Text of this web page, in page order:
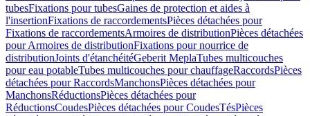
tubesFixations pour tubesGaines de protection et aides à
l'insertionFixations de raccordementsPièces détachées pour
Fixations de raccordementsArmoires de distributionPièces détachées
pour Armoires de distributionFixations pour nourrice de
distributionJoints d'étanchéitéGeberit MeplaTubes multicouches
pour eau potableTubes multicouches pour chauffageRaccordsPièces
détachées pour RaccordsManchonsPièces détachées pour
ManchonsRéductionsPièces détachées pour
RéductionsCoudesPièces détachées pour CoudesTésPièces